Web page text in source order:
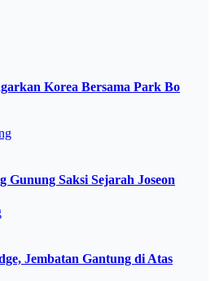
Korea Bersama Park Bo
Gunung Saksi Sejarah Joseon
Jembatan Gantung di Atas